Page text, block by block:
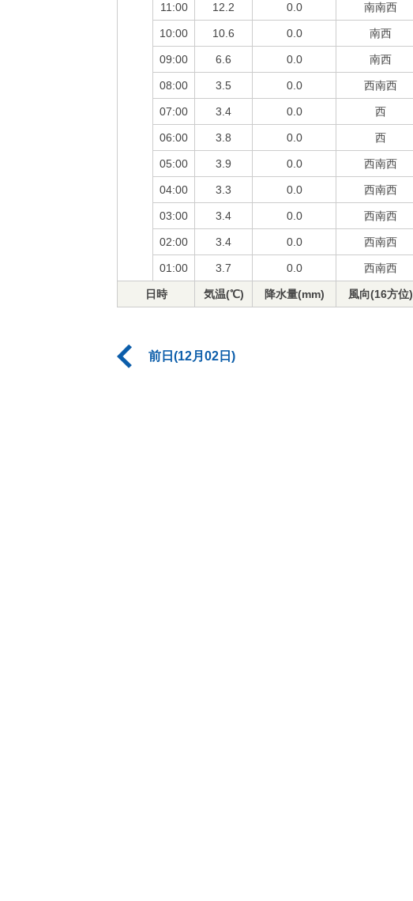
11:00 12.2 0.0 南南西
10:00 10.6 0.0 南西
09:00 6.6 0.0 南西
08:00 3.5 0.0 西南西
07:00 3.4 0.0 西
06:00 3.8 0.0 西
05:00 3.9 0.0 西南西
04:00 3.3 0.0 西南西
03:00 3.4 0.0 西南西
02:00 3.4 0.0 西南西
01:00 3.7 0.0 西南西
日時 気温(℃) 降水量(mm) 風向(16方位)
前日(12月02日)